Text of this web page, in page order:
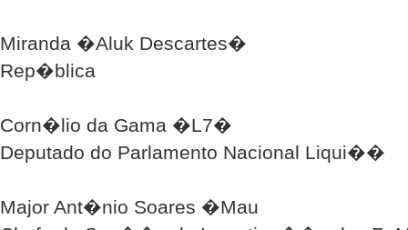
Miranda �Aluk Descartes�
Rep�blica
Corn�lio da Gama �L7�
Deputado do Parlamento Nacional Liqui��
Major Ant�nio Soares �Mau